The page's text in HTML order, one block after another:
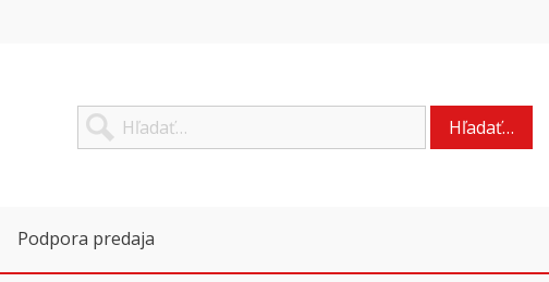
Hľadať…
Podpora predaja